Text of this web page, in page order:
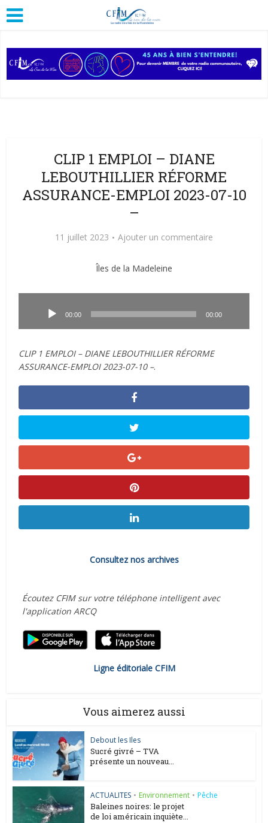
CLIP 1 EMPLOI – DIANE
LEBOUTHILLIER RÉFORME
ASSURANCE-EMPLOI 2023-07-10
–
11 juillet 2023 Ajouter un commentaire
Îles de la Madeleine
00:00 00:00
CLIP 1 EMPLOI – DIANE LEBOUTHILLIER RÉFORME
ASSURANCE-EMPLOI 2023-07-10 –.
Consultez nos archives
Écoutez CFIM sur votre téléphone intelligent avec
l'application ARCQ
Ligne éditoriale CFIM
Vous aimerez aussi
Debout les Iles
Sucré givré – TVA
présente un nouveau...
ACTUALITES • Environnement • Pêche
Baleines noires: le projet
de loi américain inquiète...